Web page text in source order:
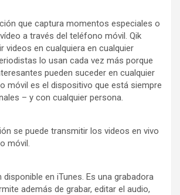
que captura momentos especiales o
a través del teléfono móvil. Qik
videos en cualquiera en cualquier
lo usan cada vez más porque
pueden suceder en cualquier
móvil es el dispositivo que está siempre
– y con cualquier persona.
se puede transmitir los videos en vivo
móvil.
disponible en iTunes. Es una grabadora
además de grabar, editar el audio,